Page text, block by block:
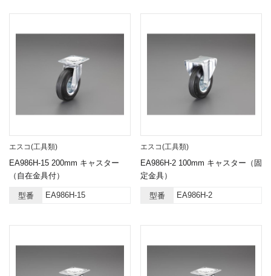
エスコ(工具類)
EA986H-15 200mm キャスター
（自在金具付）
型番 EA986H-15
エスコ(工具類)
EA986H-2 100mm キャスター（固
定金具）
型番 EA986H-2